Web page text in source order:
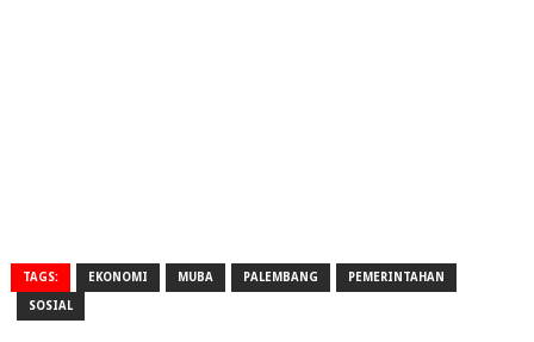
TAGS: EKONOMI MUBA PALEMBANG PEMERINTAHAN
SOSIAL